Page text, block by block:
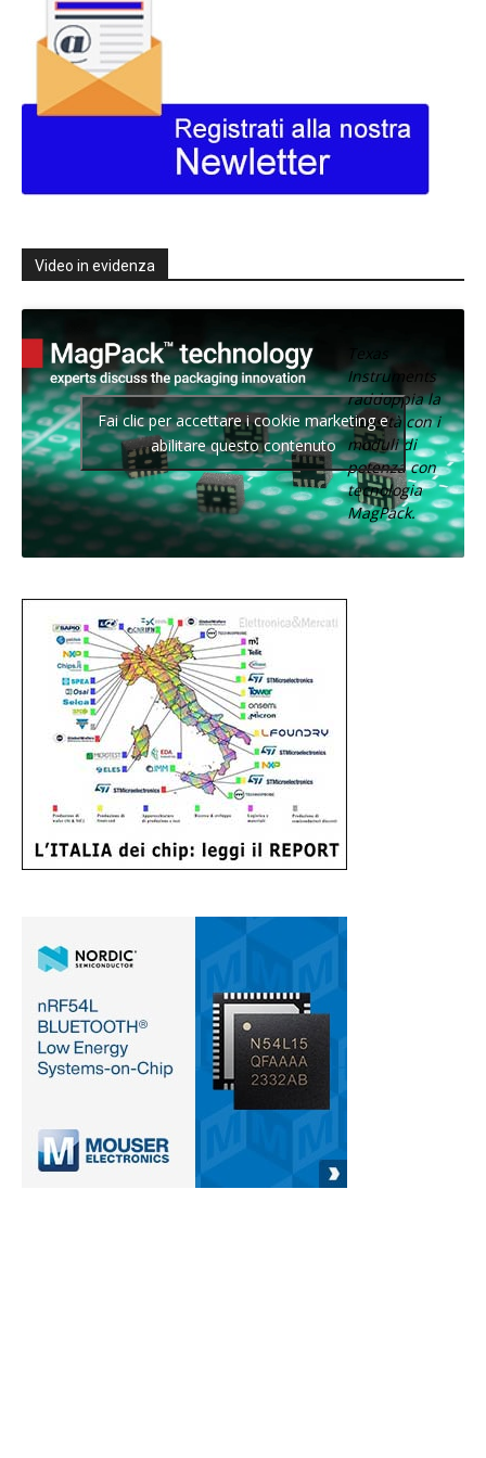
Video in evidenza
Texas
Instruments
raddoppia la
densità con i
moduli di
potenza con
tecnologia
MagPack.
Fai clic per accettare i cookie marketing e
abilitare questo contenuto